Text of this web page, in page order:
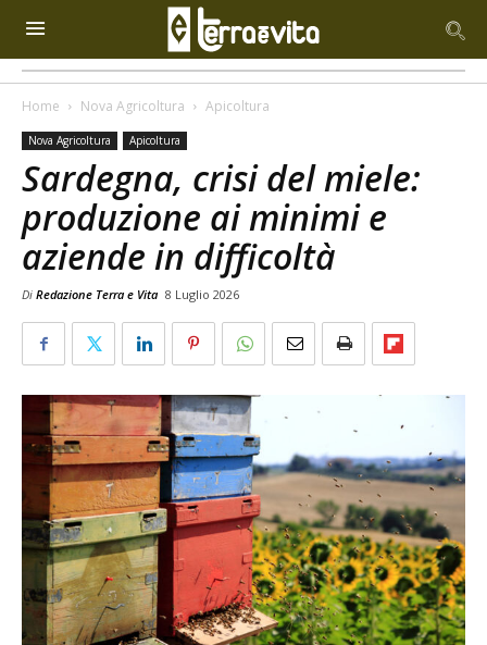
Home Nova Agricoltura Apicoltura
Nova Agricoltura Apicoltura
Sardegna, crisi del miele:
produzione ai minimi e
aziende in difficoltà
Di Redazione Terra e Vita 8 Luglio 2026